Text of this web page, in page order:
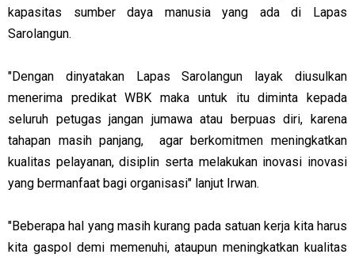
kapasitas sumber daya manusia yang ada di Lapas
Sarolangun.
"Dengan dinyatakan Lapas Sarolangun layak diusulkan
menerima predikat WBK maka untuk itu diminta kepada
seluruh petugas jangan jumawa atau berpuas diri, karena
tahapan masih panjang, agar berkomitmen meningkatkan
kualitas pelayanan, disiplin serta melakukan inovasi inovasi
yang bermanfaat bagi organisasi" lanjut Irwan.
"Beberapa hal yang masih kurang pada satuan kerja kita harus
kita gaspol demi memenuhi, ataupun meningkatkan kualitas